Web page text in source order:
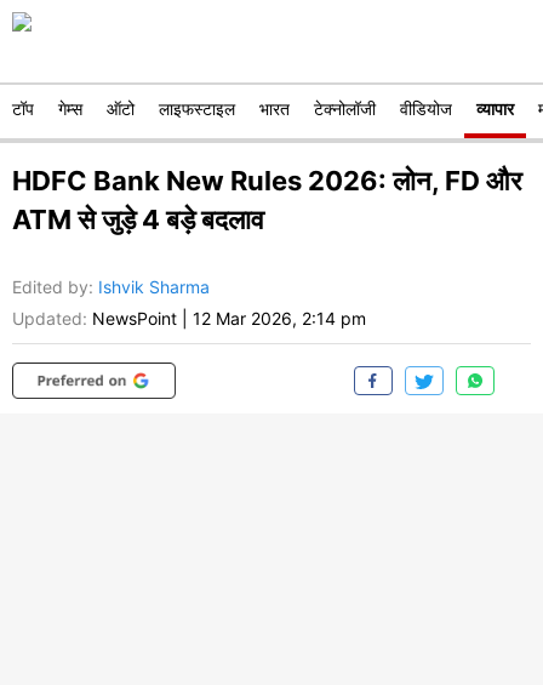
टॉप गेम्स ऑटो लाइफस्टाइल भारत टेक्नोलॉजी वीडियोज व्यापार
HDFC Bank New Rules 2026: लोन, FD और
ATM से जुड़े 4 बड़े बदलाव
Edited by: Ishvik Sharma
Updated: NewsPoint 12 Mar 2026, 2:14 pm